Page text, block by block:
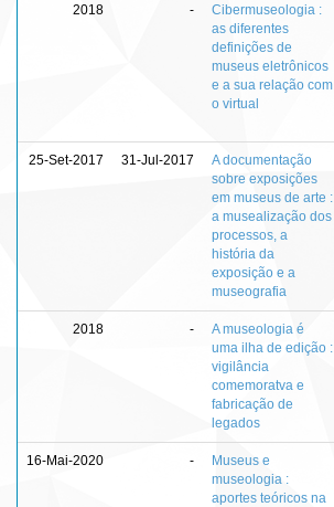
2018 -
Cibermuseologia :
as diferentes
definições de
museus eletrônicos
e a sua relação com
o virtual
25-Set-2017 31-Jul-2017
A documentação
sobre exposições
em museus de arte :
a musealização dos
processos, a
história da
exposição e a
museografia
2018 -
A museologia é
uma ilha de edição :
vigilância
comemoratva e
fabricação de
legados
16-Mai-2020 -
Museus e
museologia :
aportes teóricos na